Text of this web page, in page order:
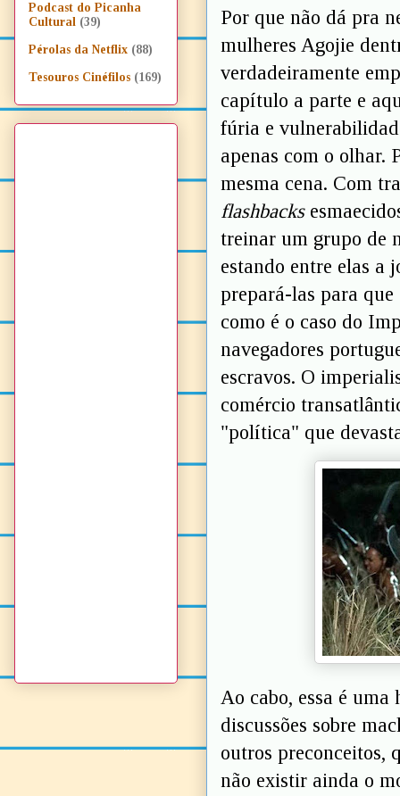
Por que não dá pra
mulheres Agojie
verdadeiramente
capítulo a parte e
fúria e
apenas com o olhar.
mesma cena. Com
flashbacks
treinar um grupo de
estando entre elas a
prepará-las para
como é o caso do
navegadores
escravos. O
comércio
"política" que
Ao cabo, essa é
discussões sobre
outros preconceitos,
não existir ainda o
Podcast do Picanha
Cultural (39)
Pérolas da Netflix (88)
Tesouros Cinéfilos (169)